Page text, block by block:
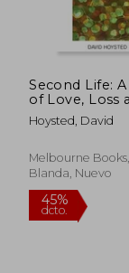
45%
dcto.
Second Life:
of Love, Loss
Hope (en
Hoysted, David
Melbourne
Blanda, Nuevo